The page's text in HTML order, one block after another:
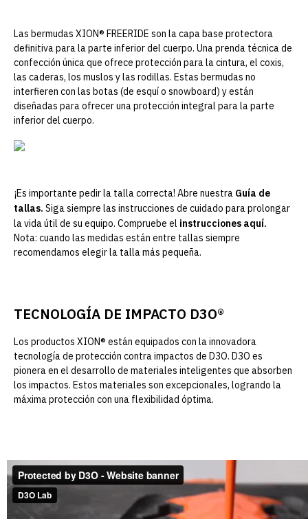
Las bermudas XION® FREERIDE son la capa base protectora
definitiva para la parte inferior del cuerpo. Una prenda técnica de
confección única que ofrece protección para la cintura, el coxis,
las caderas, los muslos y las rodillas. Estas bermudas no
interfieren con las botas (de esquí o snowboard) y están
diseñadas para ofrecer una protección integral para la parte
inferior del cuerpo.
¡Es importante pedir la talla correcta! Abre nuestra Guía de
tallas. Siga siempre las instrucciones de cuidado para prolongar
la vida útil de su equipo. Compruebe el instrucciones aquí.
Nota: cuando las medidas están entre tallas siempre
recomendamos elegir la talla más pequeña.
TECNOLOGÍA DE IMPACTO D3O®
Los productos XION® están equipados con la innovadora
tecnología de protección contra impactos de D3O. D3O es
pionera en el desarrollo de materiales inteligentes que absorben
los impactos. Estos materiales son excepcionales, logrando la
máxima protección con una flexibilidad óptima.